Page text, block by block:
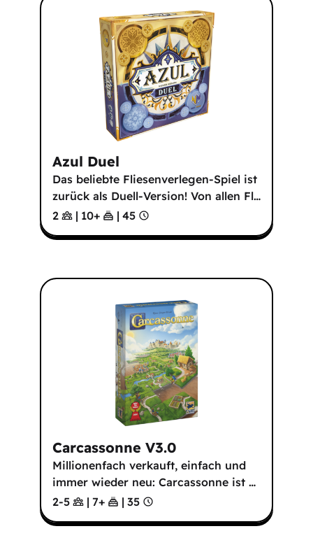
Azul Duel
Das beliebte Fliesenverlegen-Spiel ist
zurück als Duell-Version! Von allen Fl…
2
| 10+ | 45
Carcassonne V3.0
Millionenfach verkauft, einfach und
immer wieder neu: Carcassonne ist …
2-5
| 7+ | 35